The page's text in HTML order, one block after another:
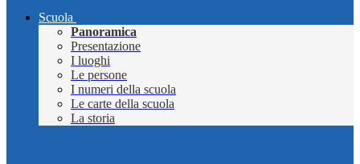
Scuola
Panoramica
Presentazione
I luoghi
Le persone
I numeri della scuola
Le carte della scuola
La storia